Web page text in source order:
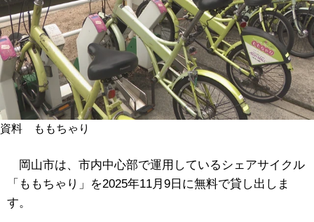
資料 ももちゃり
岡山市は、市内中心部で運用しているシェアサイクル
「ももちゃり」を2025年11月9日に無料で貸し出しま
す。